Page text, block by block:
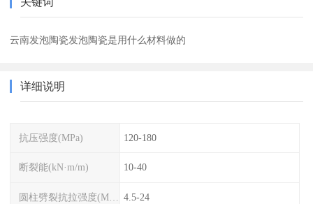
云南发泡陶瓷发泡陶瓷是用什么材料做的
详细说明
抗压强度(MPa) 120-180
断裂能(kN·m/m) 10-40
圆柱劈裂抗拉强度(MPa) 4.5-24